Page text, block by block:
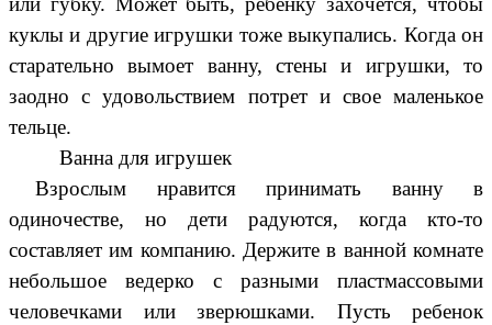
куклы и другие игрушки тоже выкупались. Когда он
старательно вымоет ванну, стены и игрушки, то
заодно с удовольствием потрет и свое маленькое
тельце.
Ванна для игрушек
Взрослым нравится принимать ванну в
одиночестве, но дети радуются, когда кто-то
составляет им компанию. Держите в ванной комнате
небольшое ведерко с разными пластмассовыми
человечками или зверюшками. Пусть ребенок